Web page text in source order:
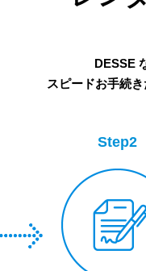
DESSE
スピードお手続
Step2